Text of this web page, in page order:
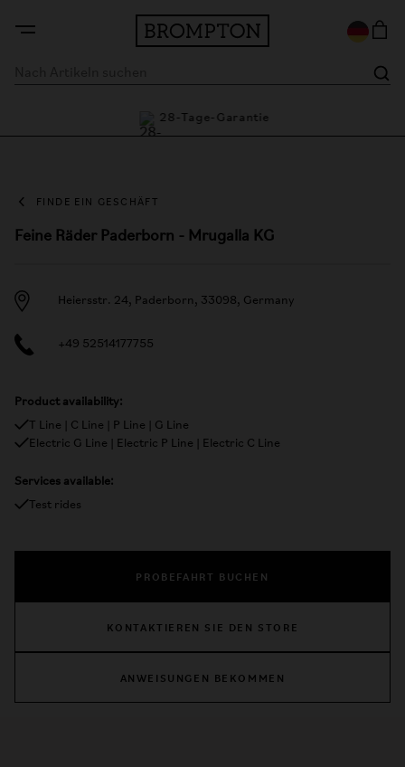
28-Tage-Garantie
FINDE EIN GESCHÄFT
Feine Räder Paderborn - Mrugalla KG
Heiersstr. 24, Paderborn, 33098, Germany
+49 52514177755
Product availability:
T Line | C Line | P Line | G Line
Electric G Line | Electric P Line | Electric C Line
Services available:
Test rides
PROBEFAHRT BUCHEN
KONTAKTIEREN SIE DEN STORE
ANWEISUNGEN BEKOMMEN